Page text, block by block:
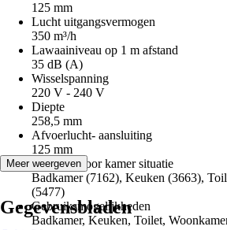
125 mm
Lucht uitgangsvermogen
350 m³/h
Lawaainiveau op 1 m afstand
35 dB (A)
Wisselspanning
220 V - 240 V
Diepte
258,5 mm
Afvoerlucht- aansluiting
125 mm
Geschikt voor kamer situatie
Badkamer (7162), Keuken (3663),
(5477)
Gebruiksmogelijkheden
Badkamer, Keuken, Toilet,
Meer weergeven
Gegevensbladen